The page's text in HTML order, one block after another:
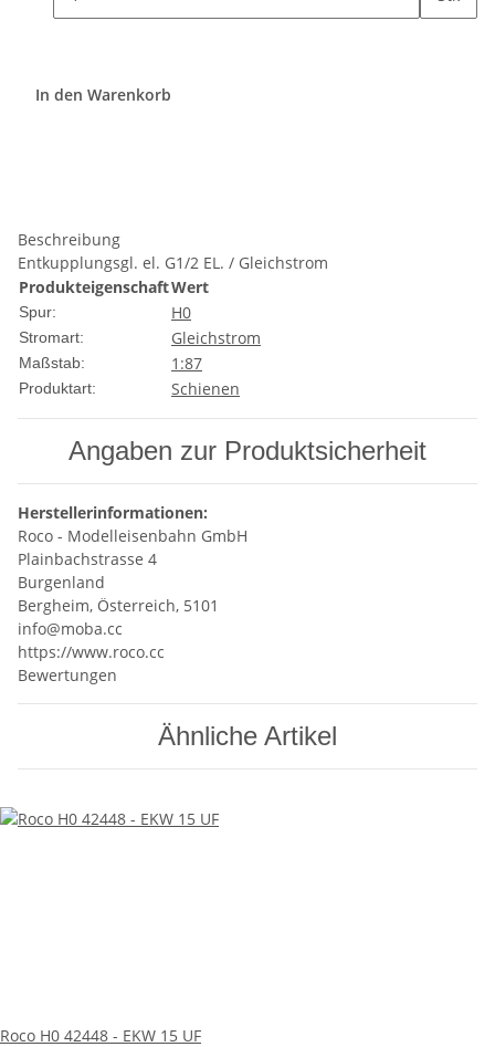
In den Warenkorb
Beschreibung
Entkupplungsgl. el. G1/2 EL. / Gleichstrom
ProdukteigenschaftWert
Spur: H0
Stromart: Gleichstrom
Maßstab: 1:87
Produktart: Schienen
Angaben zur Produktsicherheit
Herstellerinformationen:
Roco - Modelleisenbahn GmbH
Plainbachstrasse 4
Burgenland
Bergheim, Österreich, 5101
info@moba.cc
https://www.roco.cc
Bewertungen
Ähnliche Artikel
Roco H0 42448 - EKW 15 UF